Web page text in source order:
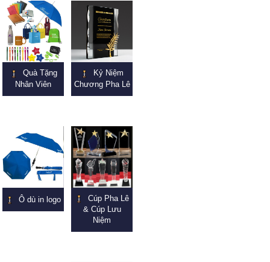
Quà Tặng
Nhân Viên
Kỷ Niệm
Chương Pha Lê
Ô dù in logo
Cúp Pha Lê
& Cúp Lưu
Niệm